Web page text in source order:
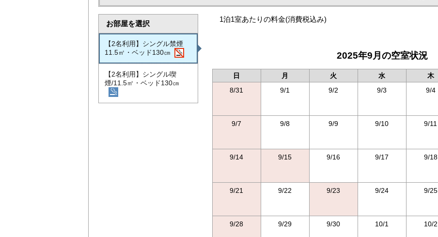
お部屋を選択
【2名利用】シングル禁煙
11.5㎡・ベッド130㎝
【2名利用】シングル喫
煙/11.5㎡・ベッド130㎝
1泊1室あたりの料金(消費税込み)
2025年9月の空室状況
日 月 火 水 木
8/31
9/1 9/2 9/3 9/4
9/7 9/8 9/9 9/10 9/11
9/14 9/15 9/16 9/17 9/18
9/21 9/22 9/23 9/24 9/25
9/28 9/29 9/30 10/1 10/2